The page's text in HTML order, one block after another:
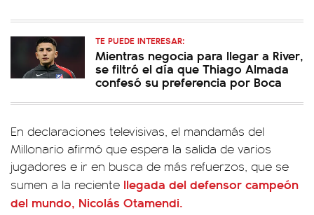
TE PUEDE INTERESAR:
Mientras negocia para llegar a River,
se filtró el día que Thiago Almada
confesó su preferencia por Boca
En declaraciones televisivas, el mandamás del
Millonario afirmó que espera la salida de varios
jugadores e ir en busca de más refuerzos, que se
sumen a la reciente llegada del defensor campeón
del mundo, Nicolás Otamendi.